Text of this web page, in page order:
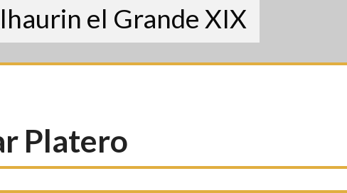
el Grande XIX
Platero